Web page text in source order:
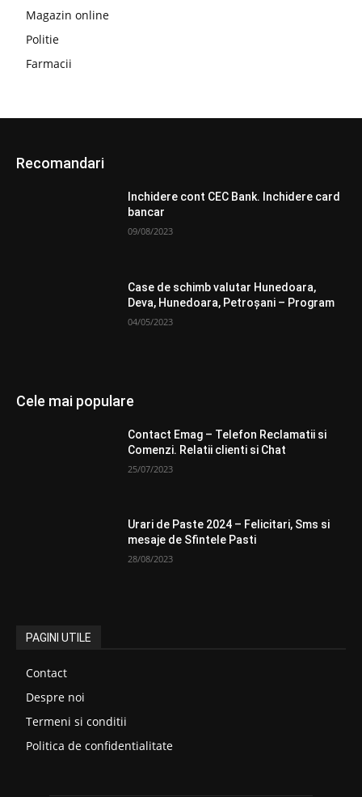
Magazin online
Politie
Farmacii
Recomandari
Inchidere cont CEC Bank. Inchidere card
bancar
09/08/2023
Case de schimb valutar Hunedoara,
Deva, Hunedoara, Petroșani – Program
04/05/2023
Cele mai populare
Contact Emag – Telefon Reclamatii si
Comenzi. Relatii clienti si Chat
25/07/2023
Urari de Paste 2024 – Felicitari, Sms si
mesaje de Sfintele Pasti
28/08/2023
PAGINI UTILE
Contact
Despre noi
Termeni si conditii
Politica de confidentialitate